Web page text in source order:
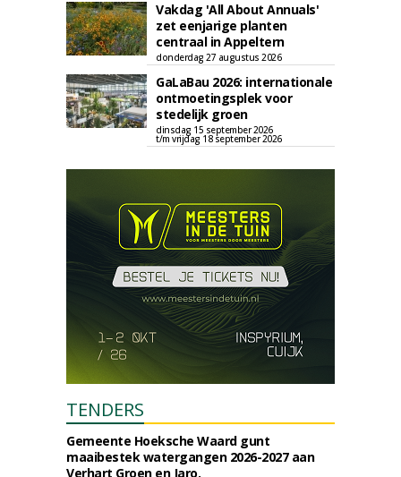
Vakdag 'All About Annuals'
zet eenjarige planten
centraal in Appeltern
donderdag 27 augustus 2026
GaLaBau 2026: internationale
ontmoetingsplek voor
stedelijk groen
dinsdag 15 september 2026
t/m vrijdag 18 september 2026
TENDERS
Gemeente Hoeksche Waard gunt
maaibestek watergangen 2026-2027 aan
Verhart Groen en Jaro.